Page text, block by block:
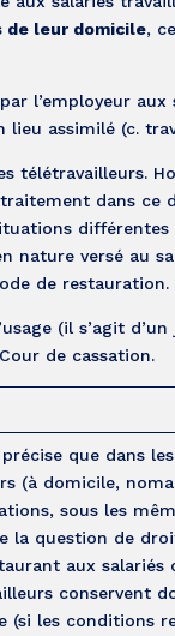
de leur domicile,
l’employeur aux
assimilé (c.
télétravailleurs.
dans ce
différentes
nature versé au
de restauration.
(il s’agit
de cassation.
que dans
(à domicile,
sous les
la question de
aux salariés
conservent
(si les conditions